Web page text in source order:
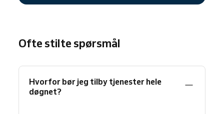
Ofte stilte spørsmål
Hvorfor bør jeg tilby tjenester hele
døgnet?